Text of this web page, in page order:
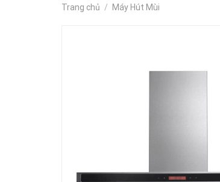
Trang chủ / Máy Hút Mùi